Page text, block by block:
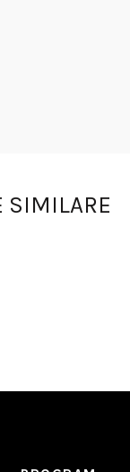
SIMILARE